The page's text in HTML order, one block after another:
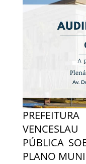
PÚBLICA
PLANO